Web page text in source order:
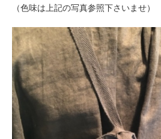
（色味は上記の写真参照下さいませ）